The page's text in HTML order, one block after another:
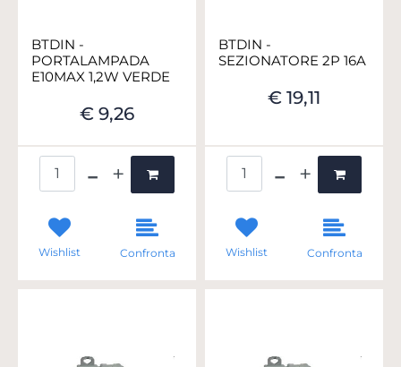
BTDIN -
PORTALAMPADA
E10MAX 1,2W VERDE
€ 9,26
Wishlist Confronta
BTDIN -
SEZIONATORE 2P 16A
€ 19,11
Wishlist Confronta